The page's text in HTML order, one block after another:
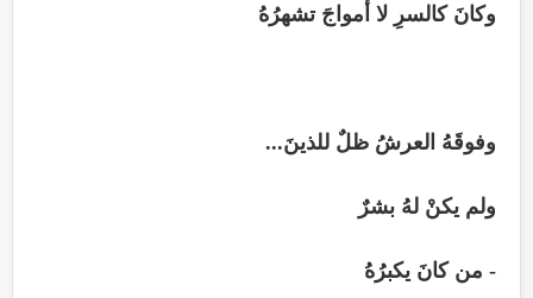
وكانَ كالسرِ لا أمواجَ تشهرُهُ
وفوقَهُ العرشُ ظلٌ للذينَ...
ولم يكنْ لهُ بشرٌ
- من كانَ يكبرُهُ